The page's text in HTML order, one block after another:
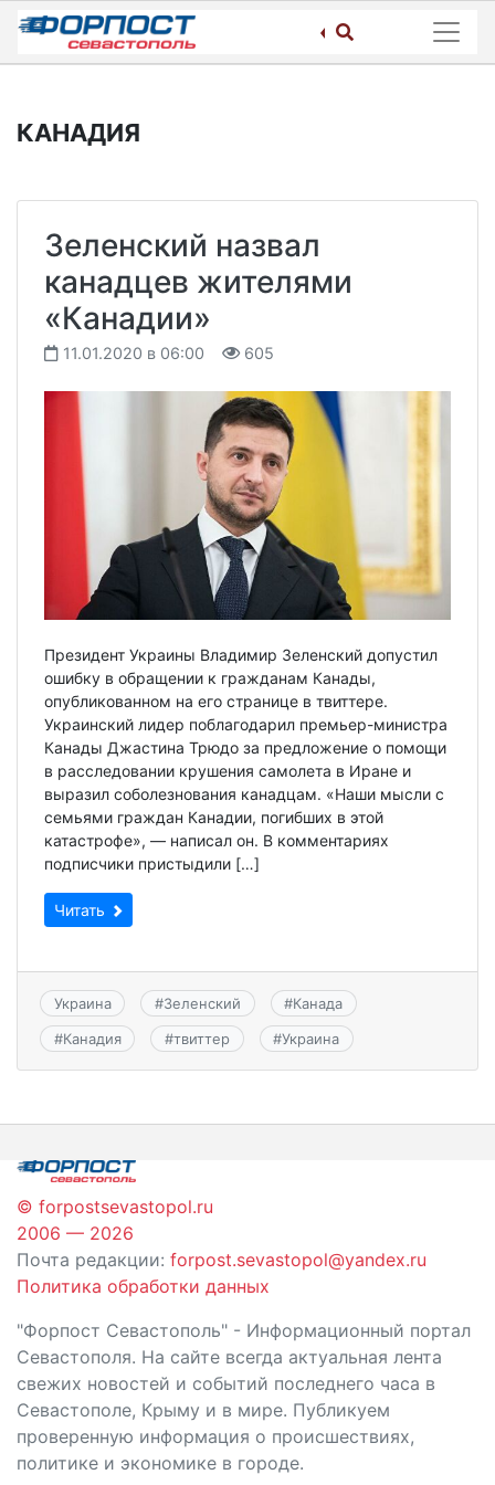
Skip
content
КАНАДИЯ
Зеленский назвал
канадцев жителями
«Канадии»
11.01.2020 в 06:00 605
Президент Украины Владимир Зеленский допустил
ошибку в обращении к гражданам Канады,
опубликованном на его странице в твиттере.
Украинский лидер поблагодарил премьер-министра
Канады Джастина Трюдо за предложение о помощи
в расследовании крушения самолета в Иране и
выразил соболезнования канадцам. «Наши мысли с
семьями граждан Канадии, погибших в этой
катастрофе», — написал он. В комментариях
подписчики пристыдили […]
Читать
Украина #Зеленский #Канада
#Канадия #твиттер #Украина
© forpostsevastopol.ru
2006 — 2026
Почта редакции: forpost.sevastopol@yandex.ru
Политика обработки данных
"Форпост Севастополь" - Информационный портал
Севастополя. На сайте всегда актуальная лента
свежих новостей и событий последнего часа в
Севастополе, Крыму и в мире. Публикуем
проверенную информация о происшествиях,
политике и экономике в городе.